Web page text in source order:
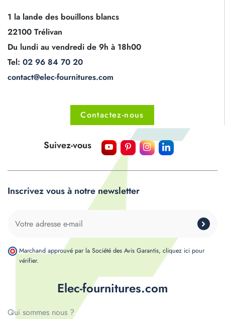
1 la lande des bouillons blancs
22100 Trélivan
Du lundi au vendredi de 9h à 18h00
Tel: 02 96 84 70 20
contact@elec-fournitures.com
Contactez-nous
Elec-fournitures.com
Qui sommes nous ?
Suivez-vous
Inscrivez vous à notre newsletter
Marchand approuvé par la Société des Avis Garantis, cliquez ici pour
vérifier.